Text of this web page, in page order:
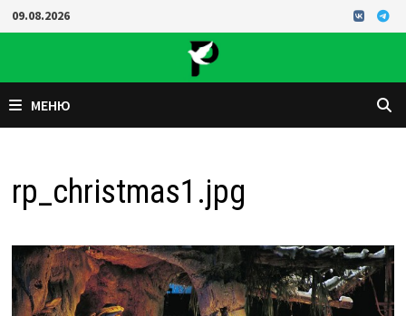
Перейти
к
09.08.2026
МЕНЮ
rp_christmas1.jpg